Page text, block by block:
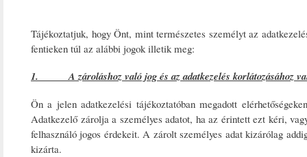
Tájékoztatjuk, hogy Önt, mint természetes személyt az
fentieken túl az alábbi jogok illetik meg:
1. A zároláshoz való jog és az adatkezelés korlátozásához
Ön a jelen adatkezelési tájékoztatóban megadott
Adatkezelő zárolja a személyes adatot, ha az érintett ezt kéri,
felhasználó jogos érdekeit. A zárolt személyes adat kizárólag
kizárta.